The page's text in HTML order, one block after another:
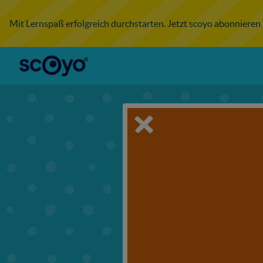
Mit Lernspaß erfolgreich durchstarten. Jetzt scoyo